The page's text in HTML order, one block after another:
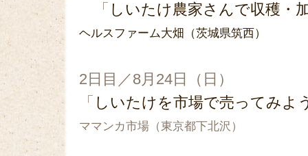
「 しいたけ農家さんで収穫・
ヘルスファーム大畑（茨城県筑西）
2日目／8月24日（日）
「 しいたけを市場で売ってみよ
ママンカ市場（東京都下北沢）